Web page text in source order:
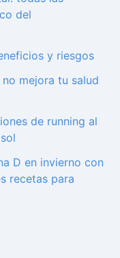
del
y riesgos
mejora tu salud
de running al
D en invierno con
recetas para